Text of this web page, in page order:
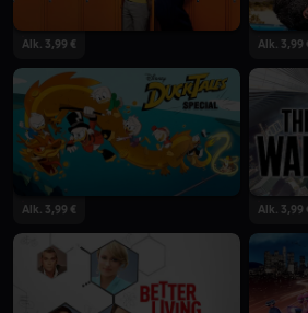
Alk. 3,99 € Alk. 3,99 €
Alk. 3,99 € Alk. 3,99 €